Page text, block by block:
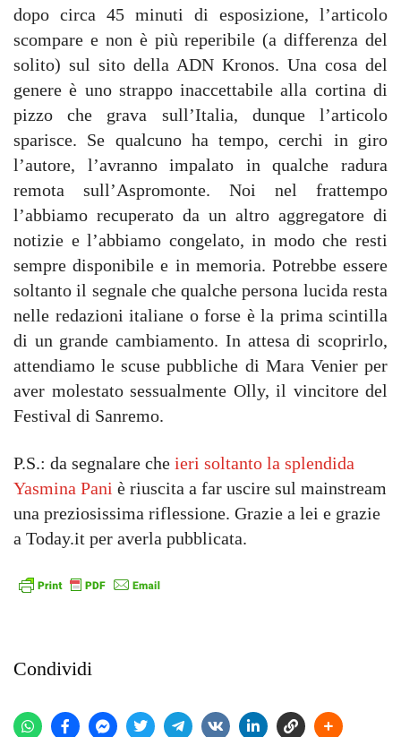
dopo circa 45 minuti di esposizione, l’articolo
scompare e non è più reperibile (a differenza del
solito) sul sito della ADN Kronos. Una cosa del
genere è uno strappo inaccettabile alla cortina di
pizzo che grava sull’Italia, dunque l’articolo
sparisce. Se qualcuno ha tempo, cerchi in giro
l’autore, l’avranno impalato in qualche radura
remota sull’Aspromonte. Noi nel frattempo
l’abbiamo recuperato da un altro aggregatore di
notizie e l’abbiamo congelato, in modo che resti
sempre disponibile e in memoria. Potrebbe essere
soltanto il segnale che qualche persona lucida resta
nelle redazioni italiane o forse è la prima scintilla
di un grande cambiamento. In attesa di scoprirlo,
attendiamo le scuse pubbliche di Mara Venier per
aver molestato sessualmente Olly, il vincitore del
Festival di Sanremo.
P.S.: da segnalare che ieri soltanto la splendida
Yasmina Pani è riuscita a far uscire sul mainstream
una preziosissima riflessione. Grazie a lei e grazie
a Today.it per averla pubblicata.
Condividi